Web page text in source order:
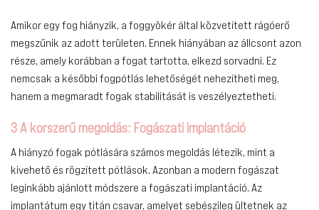
Amikor egy fog hiányzik, a foggyökér által közvetített rágóerő
megszűnik az adott területen. Ennek hiányában az állcsont azon
része, amely korábban a fogat tartotta, elkezd sorvadni. Ez
nemcsak a későbbi fogpótlás lehetőségét nehezítheti meg,
hanem a megmaradt fogak stabilitását is veszélyeztetheti.
3 A korszerű megoldás: Fogászati implantáció
A hiányzó fogak pótlására számos megoldás létezik, mint a
kivehető és rögzített pótlások. Azonban a modern fogászat
leginkább ajánlott módszere a fogászati implantáció. Az
implantátum egy titán csavar, amelyet sebészileg ültetnek az